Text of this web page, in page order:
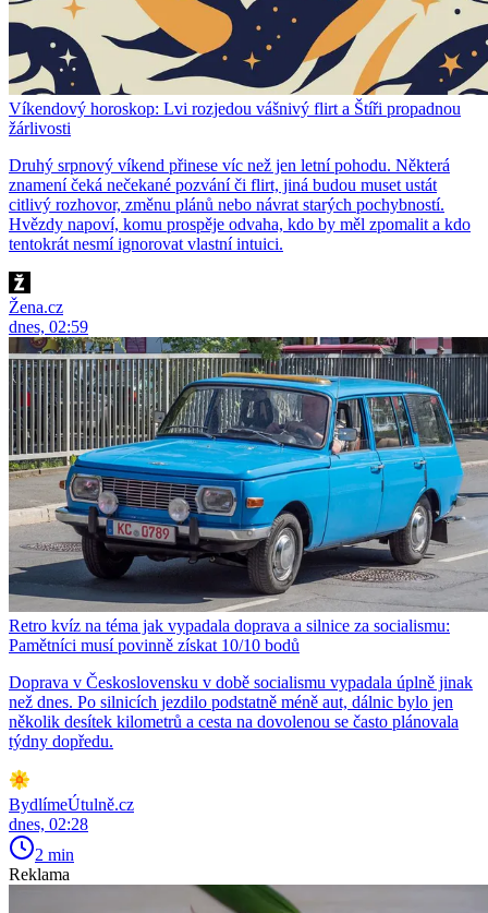
Víkendový horoskop: Lvi rozjedou vášnivý flirt a Štíři propadnou
žárlivosti
Druhý srpnový víkend přinese víc než jen letní pohodu. Některá
znamení čeká nečekané pozvání či flirt, jiná budou muset ustát
citlivý rozhovor, změnu plánů nebo návrat starých pochybností.
Hvězdy napoví, komu prospěje odvaha, kdo by měl zpomalit a kdo
tentokrát nesmí ignorovat vlastní intuici.
Žena.cz
dnes, 02:59
Retro kvíz na téma jak vypadala doprava a silnice za socialismu:
Pamětníci musí povinně získat 10/10 bodů
Doprava v Československu v době socialismu vypadala úplně jinak
než dnes. Po silnicích jezdilo podstatně méně aut, dálnic bylo jen
několik desítek kilometrů a cesta na dovolenou se často plánovala
týdny dopředu.
BydlímeÚtulně.cz
dnes, 02:28
2 min
Reklama